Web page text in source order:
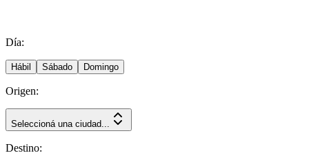
Día:
Hábil Sábado Domingo
Origen:
Seleccioná una ciudad...
Destino: